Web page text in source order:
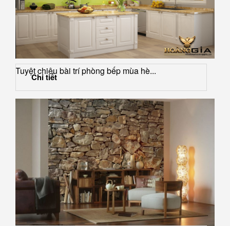
Tuyệt chiêu bài trí phòng bếp mùa hè...
Chi tiết